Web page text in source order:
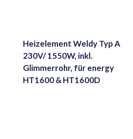
Heizelement Weldy Typ A
230V/ 1550W, inkl.
Glimmerrohr, für energy
HT1600 & HT1600D